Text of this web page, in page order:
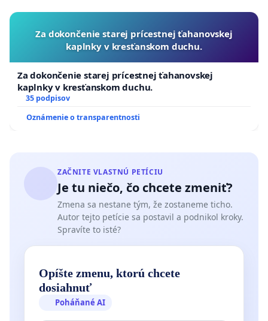
Za dokončenie starej prícestnej ťahanovskej
kaplnky v kresťanskom duchu.
Za dokončenie starej prícestnej ťahanovskej
kaplnky v kresťanskom duchu.
35 podpisov
Oznámenie o transparentnosti
ZAČNITE VLASTNÚ PETÍCIU
Je tu niečo, čo chcete zmeniť?
Zmena sa nestane tým, že zostaneme ticho.
Autor tejto petície sa postavil a podnikol kroky.
Spravíte to isté?
Opíšte zmenu, ktorú chcete
dosiahnuť
Poháňané AI